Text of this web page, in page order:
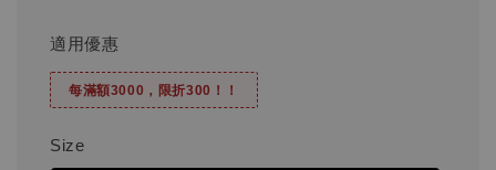
適用優惠
每滿額3000，限折300！！
Size